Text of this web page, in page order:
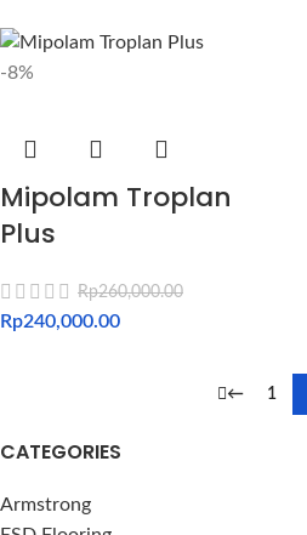
CATEGORIES
Armstrong
-8%
Mipolam Troplan
Plus
Rp260,000.00
Rp240,000.00
← 1